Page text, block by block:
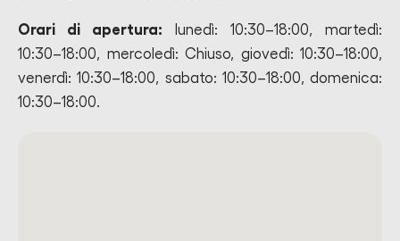
Orari di apertura: lunedì: 10:30–18:00, martedì:
10:30–18:00, mercoledì: Chiuso, giovedì: 10:30–18:00,
venerdì: 10:30–18:00, sabato: 10:30–18:00, domenica:
10:30–18:00.